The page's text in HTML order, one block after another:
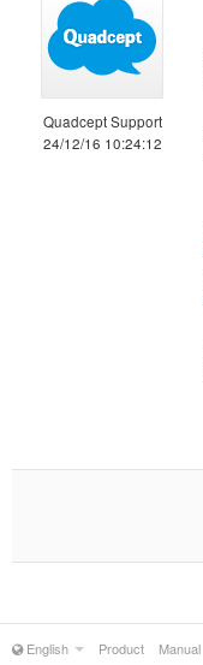
Quadcept Support
24/12/16 10:24:12
English Product Manual